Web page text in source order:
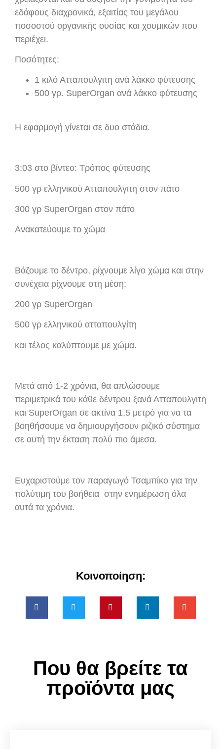
εδάφους διαχρονικά, εξαιτίας του μεγάλου
ποσοστού οργανικής ουσίας και χουμικών που
περιέχει.
Ποσότητες:
1 κιλό Ατταπουλγιτη ανά λάκκο φύτευσης
500 γρ. SuperOrgan ανά λάκκο φύτευσης
Η εφαρμογή γίνεται σε δυο στάδια.
3:03 στο βίντεο: Τρόπος φύτευσης
500 γρ ελληνικού Ατταπουλγιτη στον πάτο
300 γρ SuperOrgan στον πάτο
Ανακατεύουμε το χώμα
Βάζουμε το δέντρο, ρίχνουμε λίγο χώμα και στην
συνέχεια ρίχνουμε στη μέση:
200 γρ SuperOrgan
500 γρ ελληνικού ατταπουλγίτη
και τέλος καλύπτουμε με χώμα.
Μετά από 1-2 χρόνια, θα απλώσουμε
περιμετρικά του κάθε δέντρου ξανά Ατταπουλγιτη
και SuperOrgan σε ακτίνα 1,5 μετρό για να τα
βοηθήσουμε να δημιουργήσουν ριζικό σύστημα
σε αυτή την έκταση πολύ πιο άμεσα.
Ευχαριστούμε τον παραγωγό Τσαμπίκο για την
πολύτιμη του βοήθεια στην ενημέρωση όλα
αυτά τα χρόνια.
Κοινοποίηση:
Που θα βρείτε τα
προϊόντα μας